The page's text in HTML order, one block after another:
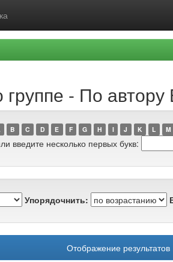
- По
B C D E F G H I J K L M
введите несколько первых букв:
Упорядочнить:
Отображение